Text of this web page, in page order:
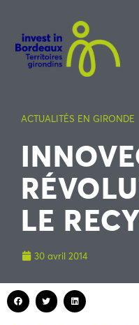
ACTUALITÉS EN GIRONDE
LE
30 avril 2014